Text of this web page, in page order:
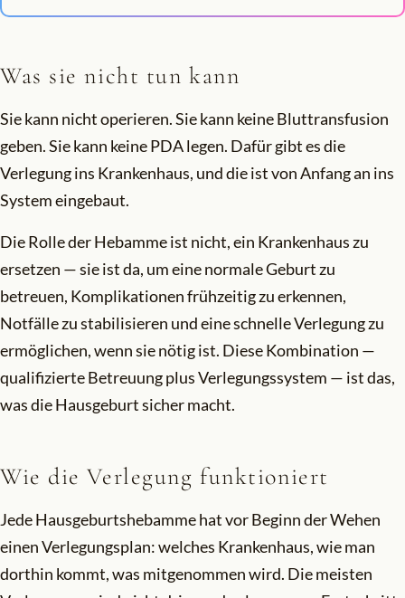
Was sie nicht tun kann
Sie kann nicht operieren. Sie kann keine Bluttransfusion
geben. Sie kann keine PDA legen. Dafür gibt es die
Verlegung ins Krankenhaus, und die ist von Anfang an ins
System eingebaut.
Die Rolle der Hebamme ist nicht, ein Krankenhaus zu
ersetzen — sie ist da, um eine normale Geburt zu
betreuen, Komplikationen frühzeitig zu erkennen,
Notfälle zu stabilisieren und eine schnelle Verlegung zu
ermöglichen, wenn sie nötig ist. Diese Kombination —
qualifizierte Betreuung plus Verlegungssystem — ist das,
was die Hausgeburt sicher macht.
Wie die Verlegung funktioniert
Jede Hausgeburtshebamme hat vor Beginn der Wehen
einen Verlegungsplan: welches Krankenhaus, wie man
dorthin kommt, was mitgenommen wird. Die meisten